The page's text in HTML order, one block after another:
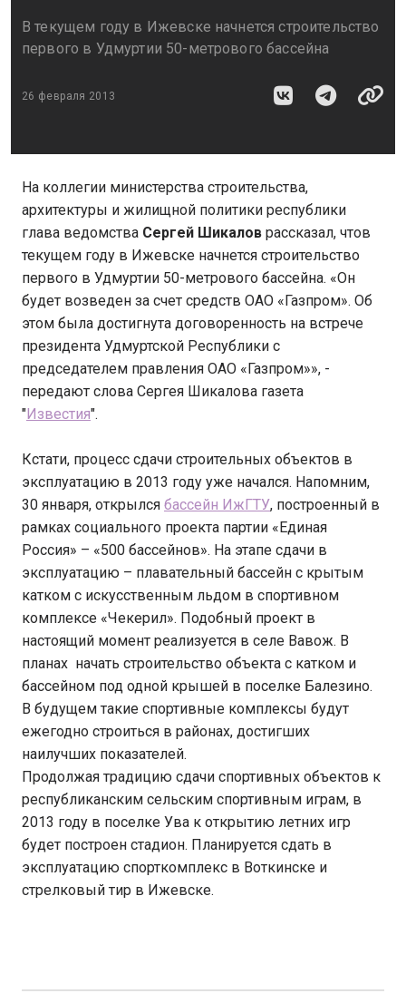
В текущем году в Ижевске начнется строительство
первого в Удмуртии 50-метрового бассейна
26 февраля 2013
На коллегии министерства строительства,
архитектуры и жилищной политики республики
глава ведомства Сергей Шикалов рассказал, чтов
текущем году в Ижевске начнется строительство
первого в Удмуртии 50-метрового бассейна. «Он
будет возведен за счет средств ОАО «Газпром». Об
этом была достигнута договоренность на встрече
президента Удмуртской Республики с
председателем правления ОАО «Газпром»», -
передают слова Сергея Шикалова газета
"Известия".
Кстати, процесс сдачи строительных объектов в
эксплуатацию в 2013 году уже начался. Напомним,
30 января, открылся бассейн ИжГТУ, построенный в
рамках социального проекта партии «Единая
Россия» – «500 бассейнов». На этапе сдачи в
эксплуатацию – плавательный бассейн с крытым
катком с искусственным льдом в спортивном
комплексе «Чекерил». Подобный проект в
настоящий момент реализуется в селе Вавож. В
планах начать строительство объекта с катком и
бассейном под одной крышей в поселке Балезино.
В будущем такие спортивные комплексы будут
ежегодно строиться в районах, достигших
наилучших показателей.
Продолжая традицию сдачи спортивных объектов к
республиканским сельским спортивным играм, в
2013 году в поселке Ува к открытию летних игр
будет построен стадион. Планируется сдать в
эксплуатацию спорткомплекс в Воткинске и
стрелковый тир в Ижевске.